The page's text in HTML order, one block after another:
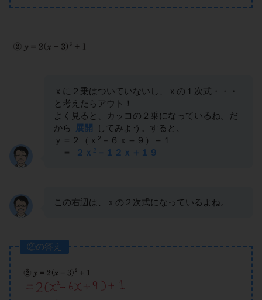
ｘに２乗はついていないし、ｘの１次式・・・
と考えたらアウト！
よく見ると、カッコの２乗になっているね。だ
から
展開
してみよう。すると、
ｙ＝２（ｘ 2 －６ｘ＋９）＋１
＝
２ｘ 2 －１２ｘ＋１９
この右辺は、ｘの２次式になっているよね。
②の答え